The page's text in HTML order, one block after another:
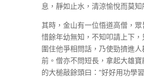
息，靜如止水，清涼愉悅而莫知
其時，金山有一位悟道高僧，眾
惜餘年幼無知，不知叩請上下
圍住他爭相問話，乃使勁擠進
前。僧亦不問短長，拿起大雄寶
的大槌敲餘頭曰：“好好用功學